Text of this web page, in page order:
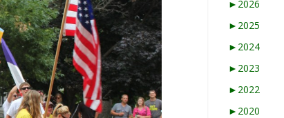
► 2026
► 2025
► 2024
► 2023
► 2022
► 2020